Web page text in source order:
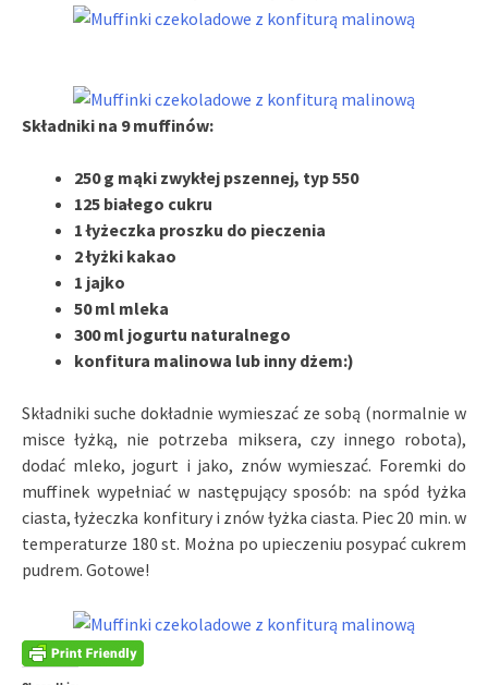
Składniki na 9 muffinów:
250 g mąki zwykłej pszennej, typ 550
125 białego cukru
1 łyżeczka proszku do pieczenia
2 łyżki kakao
1 jajko
50 ml mleka
300 ml jogurtu naturalnego
konfitura malinowa lub inny dżem:)
Składniki suche dokładnie wymieszać ze sobą (normalnie w
misce łyżką, nie potrzeba miksera, czy innego robota),
dodać mleko, jogurt i jako, znów wymieszać. Foremki do
muffinek wypełniać w następujący sposób: na spód łyżka
ciasta, łyżeczka konfitury i znów łyżka ciasta. Piec 20 min. w
temperaturze 180 st. Można po upieczeniu posypać cukrem
pudrem. Gotowe!